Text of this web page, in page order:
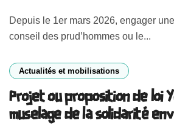
Depuis le 1er mars 2026, engager une action devant le
conseil des prud’hommes ou le...
Actualités et mobilisations
Projet ou proposition de loi
muselage de la solidarité